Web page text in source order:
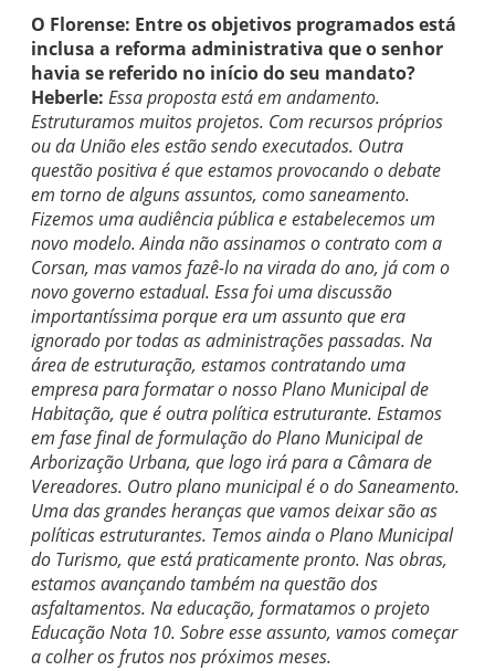
O Florense: Entre os objetivos programados está
inclusa a reforma administrativa que o senhor
havia se referido no início do seu mandato?
Heberle: Essa proposta está em andamento.
Estruturamos muitos projetos. Com recursos próprios
ou da União eles estão sendo executados. Outra
questão positiva é que estamos provocando o debate
em torno de alguns assuntos, como saneamento.
Fizemos uma audiência pública e estabelecemos um
novo modelo. Ainda não assinamos o contrato com a
Corsan, mas vamos fazê-lo na virada do ano, já com o
novo governo estadual. Essa foi uma discussão
importantíssima porque era um assunto que era
ignorado por todas as administrações passadas. Na
área de estruturação, estamos contratando uma
empresa para formatar o nosso Plano Municipal de
Habitação, que é outra política estruturante. Estamos
em fase final de formulação do Plano Municipal de
Arborização Urbana, que logo irá para a Câmara de
Vereadores. Outro plano municipal é o do Saneamento.
Uma das grandes heranças que vamos deixar são as
políticas estruturantes. Temos ainda o Plano Municipal
do Turismo, que está praticamente pronto. Nas obras,
estamos avançando também na questão dos
asfaltamentos. Na educação, formatamos o projeto
Educação Nota 10. Sobre esse assunto, vamos começar
a colher os frutos nos próximos meses.